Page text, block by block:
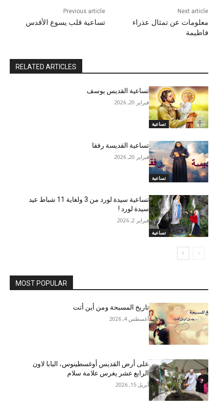
Previous article
تساعية قلب يسوع الأقدس
Next article
معلومات عن تمثال عذراء
فاطيمة
RELATED ARTICLES
تساعية
تساعية القديس يوسف
فبراير 20, 2026
تساعية
تساعية القديسة رفقا
فبراير 20, 2026
تساعية
تساعية سيدة لورد من 3 ولغاية 11 شباط عيد
سيدة لورد !
فبراير 2, 2026
MOST POPULAR
تاريخ المسبحة ومن أين أتت
أغسطس 4, 2026
على أرض القديس أوغسطينوس، البابا لاون
الرابع عشر يغرس علامة سلام
أبريل 15, 2026